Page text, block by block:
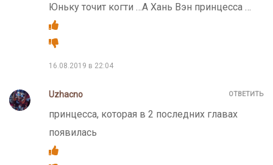
Юньку точит когти …А Хань Вэн принцесса …
16.08.2019 в 22:04
Uzhacno
принцесса, которая в 2 последних главах
появилась
ОТВЕТИТЬ